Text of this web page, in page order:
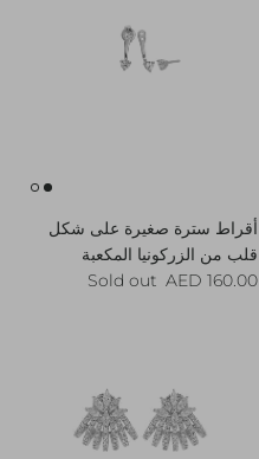
أقراط سترة صغيرة على شكل
قلب من الزركونيا المكعبة
Regular price
160.00 AED
Sold out